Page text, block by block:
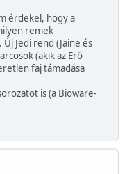
érdekel, hogy a
remek
Jedi rend (Jaine és
(akik az Erő
faj támadása
is (a Bioware-